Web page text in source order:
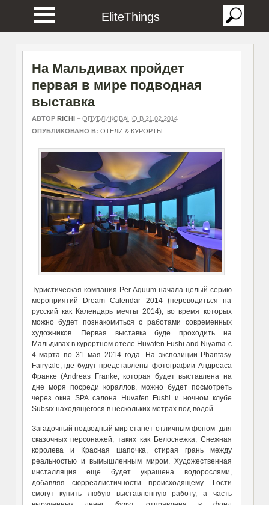
EliteThings
На Мальдивах пройдет
первая в мире подводная
выставка
АВТОР RICHI– ОПУБЛИКОВАНО В 21.02.2014
ОПУБЛИКОВАНО В: ОТЕЛИ & КУРОРТЫ
Туристическая компания Per Aquum начала целый серию
мероприятий Dream Calendar 2014 (переводиться на
русский как Календарь мечты 2014), во время которых
можно будет познакомиться с работами современных
художников. Первая выставка буде проходить на
Мальдивах в курортном отеле Huvafen Fushi and Niyama с
4 марта по 31 мая 2014 года. На экспозиции Phantasy
Fairytale, где будут представлены фотографии Андреаса
Франке (Andreas Franke, которая будет выставлена на
дне моря посреди кораллов, можно будет посмотреть
через окна SPA салона Huvafen Fushi и ночном клубе
Subsix находящегося в нескольких метрах под водой.
Загадочный подводный мир станет отличным фоном для
сказочных персонажей, таких как Белоснежка, Снежная
королева и Красная шапочка, стирая грань между
реальностью и вымышленным миром. Художественная
инсталляция еще будет украшена водорослями,
добавляя сюрреалистичности происходящему. Гости
смогут купить любую выставленную работу, а часть